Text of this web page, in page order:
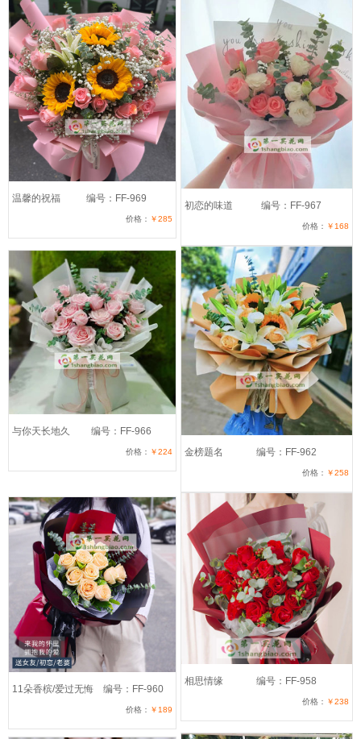
温馨的祝福 编号：FF-969
价格： ￥285
初恋的味道 编号：FF-967
价格： ￥168
与你天长地久 编号：FF-966
价格： ￥224 金榜题名 编号：FF-962
价格： ￥258
11朵香槟/爱过无悔 编号：FF-960
价格： ￥189
相思情缘 编号：FF-958
价格： ￥238